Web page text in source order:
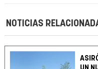
NOTICIAS